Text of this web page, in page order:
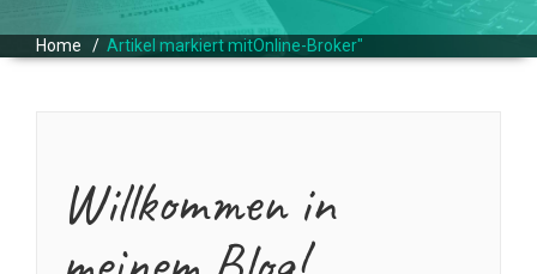
Home / Artikel markiert mitOnline-Broker"
Willkommen in